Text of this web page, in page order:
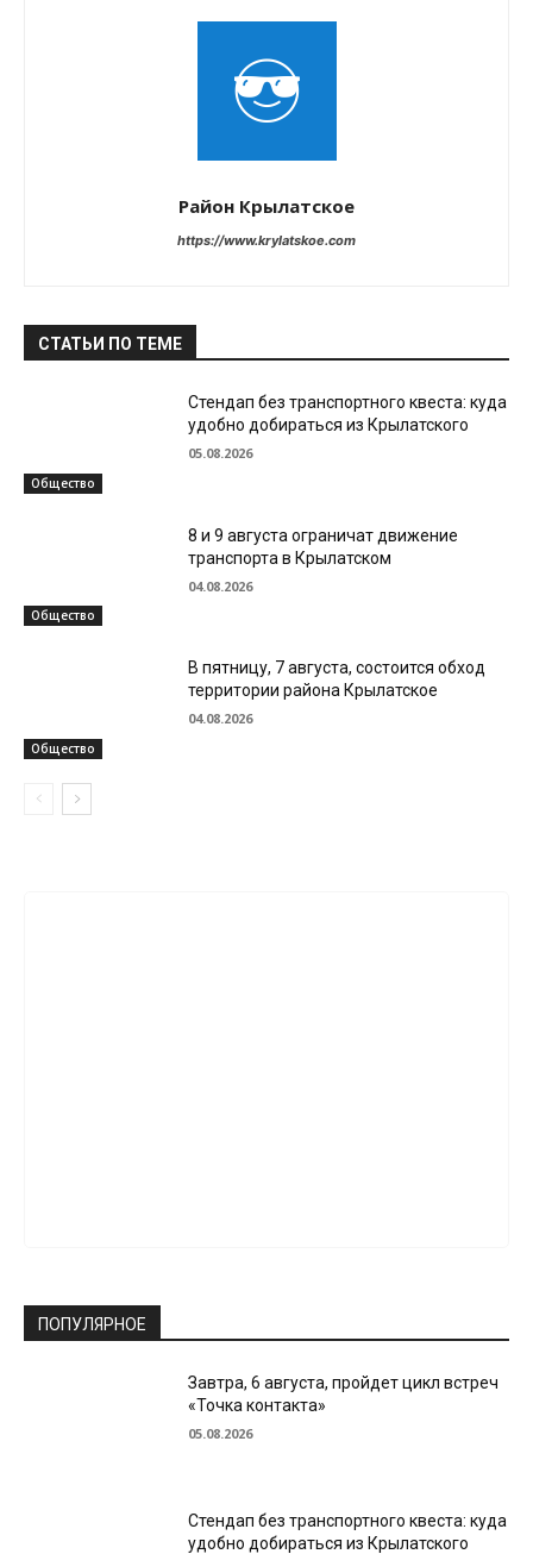
Район Крылатское
https://www.krylatskoe.com
СТАТЬИ ПО ТЕМЕ
Общество
Стендап без транспортного квеста: куда
удобно добираться из Крылатского
05.08.2026
Общество
8 и 9 августа ограничат движение
транспорта в Крылатском
04.08.2026
Общество
В пятницу, 7 августа, состоится обход
территории района Крылатское
04.08.2026
ПОПУЛЯРНОЕ
Завтра, 6 августа, пройдет цикл встреч
«Точка контакта»
05.08.2026
Стендап без транспортного квеста: куда
удобно добираться из Крылатского